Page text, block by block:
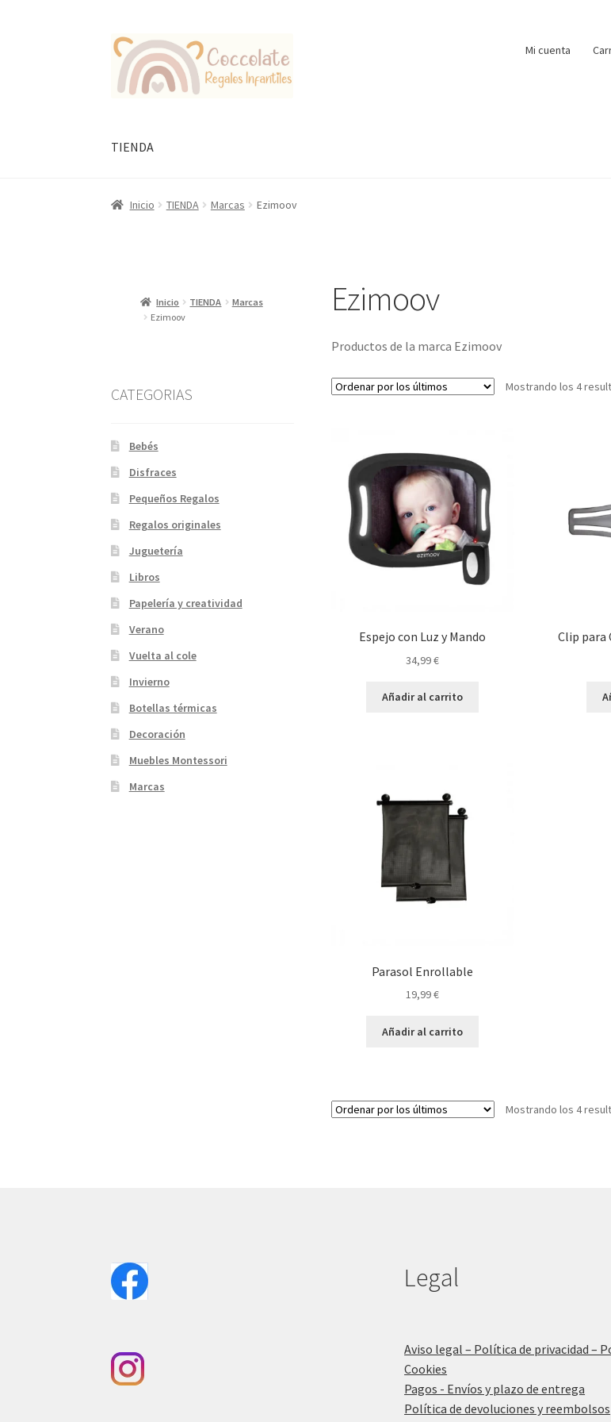
Ir
la
Ir
al
contenido
Mi cuenta
TIENDA
Inicio TIENDA Marcas Ezimoov
Ezimoov
Productos de la marca Ezimoov
Mostrando los 4
Espejo con Luz y Mando
34,99€
Añadir al carrito
Clip para
Parasol Enrollable
19,99€
Añadir al carrito
Mostrando los 4
Inicio TIENDA
Marcas
Ezimoov
CATEGORIAS
Bebés
Disfraces
Pequeños Regalos
Regalos originales
Juguetería
Libros
Papelería y creatividad
Verano
Vuelta al cole
Invierno
Botellas térmicas
Decoración
Muebles Montessori
Marcas
Legal
Aviso legal – Política de privacidad –
Cookies
Pagos - Envíos y plazo de entrega
Política de devoluciones y reembolsos